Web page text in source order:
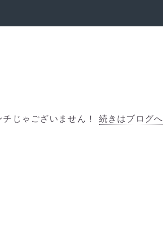
じゃございません！ 続きはブログへ